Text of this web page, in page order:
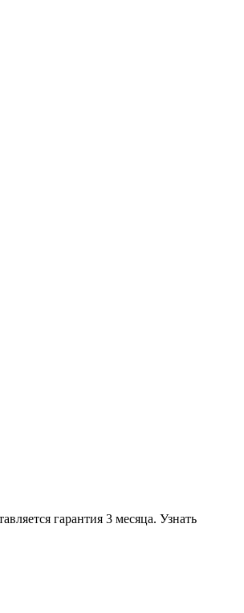
гарантия 3 месяца. Узнать